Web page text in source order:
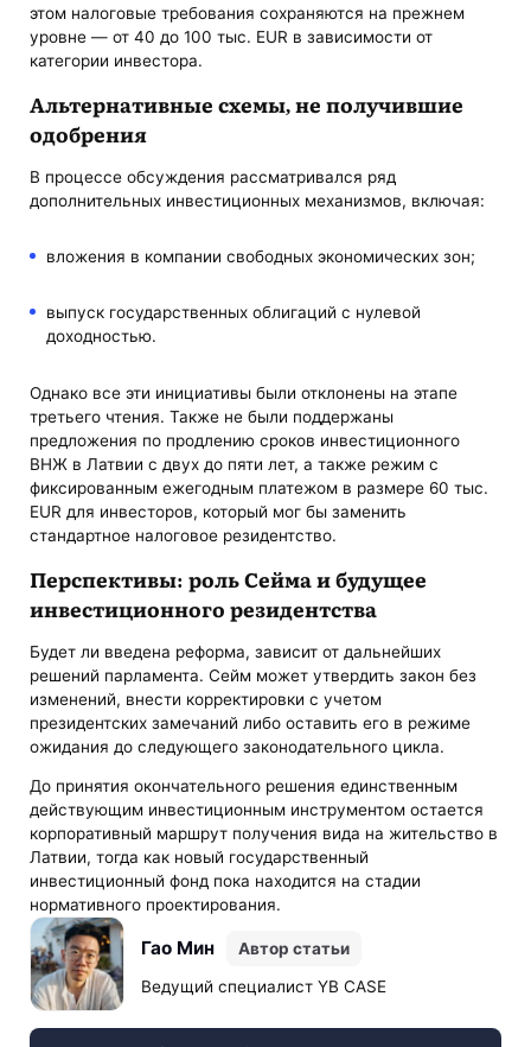
этом налоговые требования сохраняются на прежнем
уровне — от 40 до 100 тыс. EUR в зависимости от
категории инвестора.
Альтернативные схемы, не получившие
одобрения
В процессе обсуждения рассматривался ряд
дополнительных инвестиционных механизмов, включая:
вложения в компании свободных экономических зон;
выпуск государственных облигаций с нулевой
доходностью.
Однако все эти инициативы были отклонены на этапе
третьего чтения. Также не были поддержаны
предложения по продлению сроков инвестиционного
ВНЖ в Латвии с двух до пяти лет, а также режим с
фиксированным ежегодным платежом в размере 60 тыс.
EUR для инвесторов, который мог бы заменить
стандартное налоговое резидентство.
Перспективы: роль Сейма и будущее
инвестиционного резидентства
Будет ли введена реформа, зависит от дальнейших
решений парламента. Сейм может утвердить закон без
изменений, внести корректировки с учетом
президентских замечаний либо оставить его в режиме
ожидания до следующего законодательного цикла.
До принятия окончательного решения единственным
действующим инвестиционным инструментом остается
корпоративный маршрут получения вида на жительство в
Латвии, тогда как новый государственный
инвестиционный фонд пока находится на стадии
нормативного проектирования.
Гао Мин
Автор статьи
Ведущий специалист YB CASE